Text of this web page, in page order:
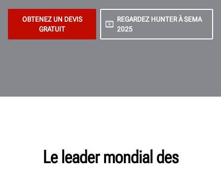
OBTENEZ UN DEVIS
GRATUIT
REGARDEZ HUNTER À SEMA
2025
Le leader mondial des